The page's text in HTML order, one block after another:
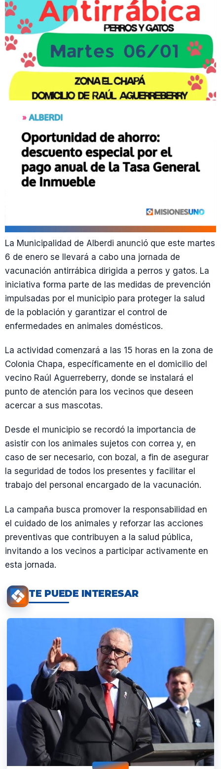
La Municipalidad de Alberdi anunció que este martes
6 de enero se llevará a cabo una jornada de
vacunación antirrábica dirigida a perros y gatos. La
iniciativa forma parte de las medidas de prevención
impulsadas por el municipio para proteger la salud
de la población y garantizar el control de
enfermedades en animales domésticos.
La actividad comenzará a las 15 horas en la zona de
Colonia Chapa, específicamente en el domicilio del
vecino Raúl Aguerreberry, donde se instalará el
punto de atención para los vecinos que deseen
acercar a sus mascotas.
Desde el municipio se recordó la importancia de
asistir con los animales sujetos con correa y, en
caso de ser necesario, con bozal, a fin de asegurar
la seguridad de todos los presentes y facilitar el
trabajo del personal encargado de la vacunación.
La campaña busca promover la responsabilidad en
el cuidado de los animales y reforzar las acciones
preventivas que contribuyen a la salud pública,
invitando a los vecinos a participar activamente en
esta jornada.
TE PUEDE INTERESAR